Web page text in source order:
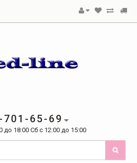
701-65-69
до 18:00 Сб с 12:00 до 15:00